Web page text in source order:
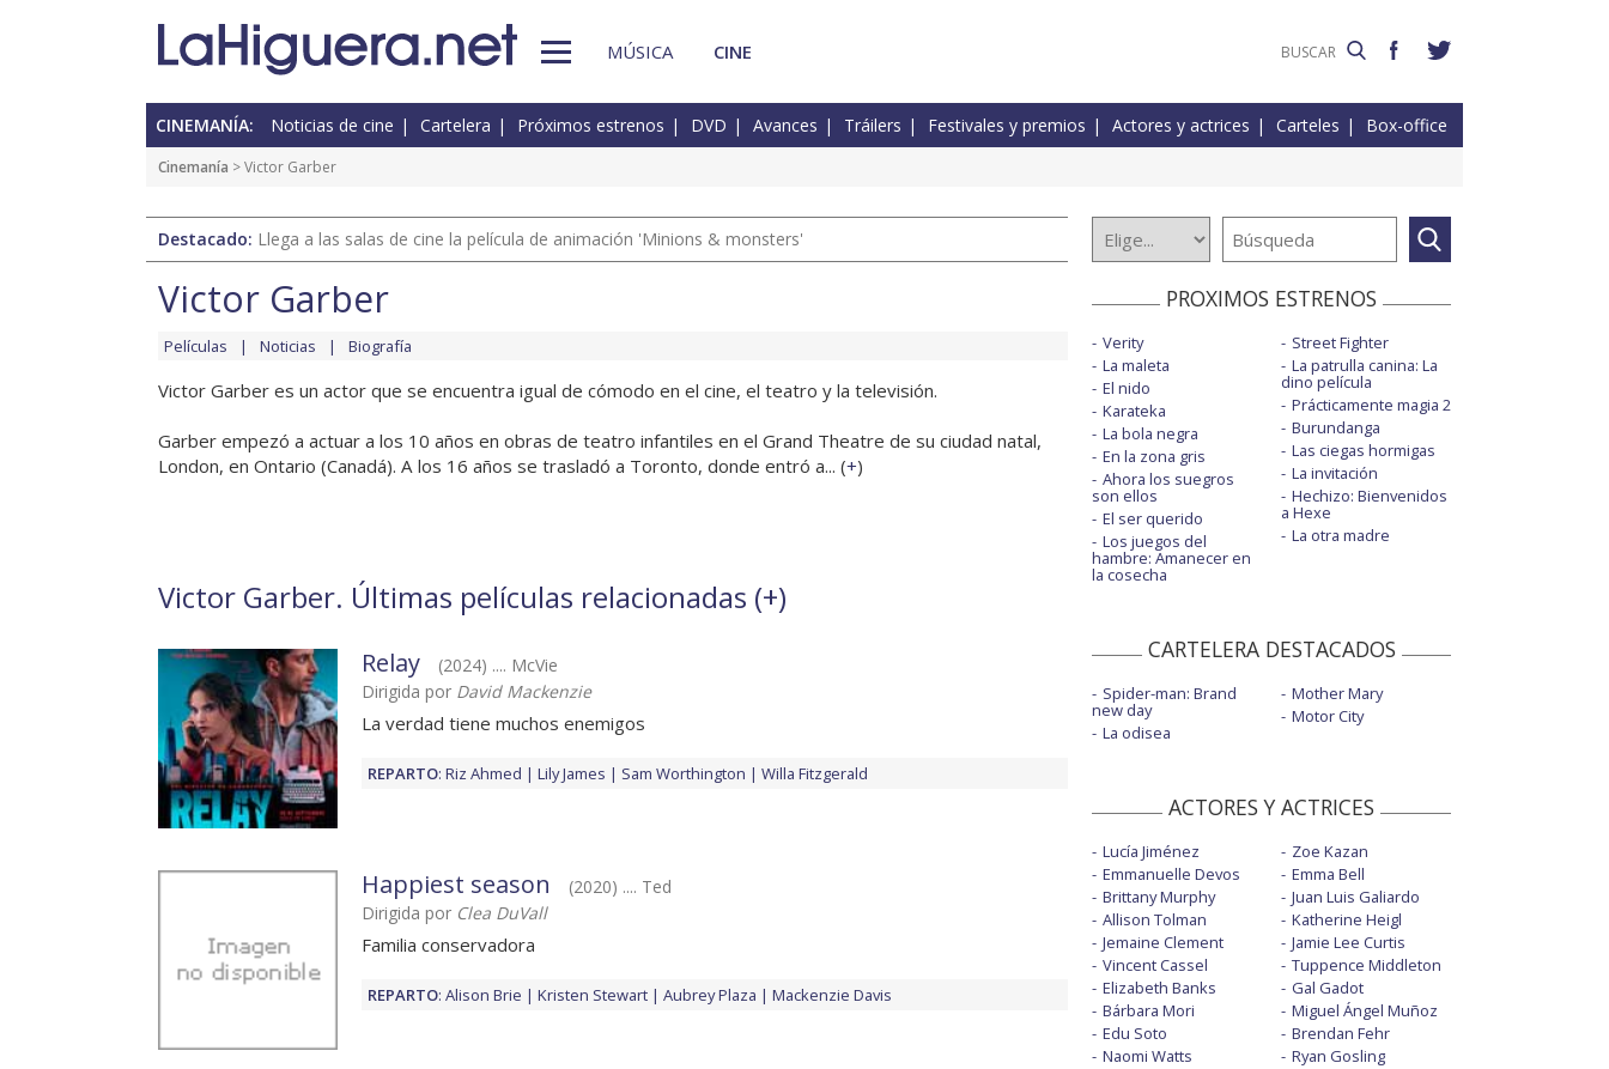
MÚSICA CINE
CINEMANÍA: Noticias de cine Cartelera Próximos estrenos DVD Avances Tráilers Festivales y premios Actores y actrices Carteles Box-office
Cinemanía > Victor Garber
Destacado: Llega a las salas de cine la película de animación 'Minions & monsters'
Victor Garber
Películas Noticias Biografía
Victor Garber es un actor que se encuentra igual de cómodo en el cine, el teatro y la televisión.
Garber empezó a actuar a los 10 años en obras de teatro infantiles en el Grand Theatre de su ciudad natal,
London, en Ontario (Canadá). A los 16 años se trasladó a Toronto, donde entró a... (+)
Victor Garber. Últimas películas relacionadas (+)
Relay
(2024) .... McVie
Dirigida por David Mackenzie
La verdad tiene muchos enemigos
REPARTO: Riz Ahmed Lily James Sam Worthington Willa Fitzgerald
Happiest season
(2020) .... Ted
Dirigida por Clea DuVall
Familia conservadora
REPARTO: Alison Brie Kristen Stewart Aubrey Plaza Mackenzie Davis
PROXIMOS ESTRENOS
Verity
La maleta
El nido
Karateka
La bola negra
En la zona gris
Ahora los suegros
son ellos
El ser querido
Los juegos del
hambre: Amanecer en
la cosecha
Street Fighter
La patrulla canina: La
dino película
Prácticamente magia 2
Burundanga
Las ciegas hormigas
La invitación
Hechizo: Bienvenidos
a Hexe
La otra madre
CARTELERA DESTACADOS
Spider-man: Brand
new day
La odisea
Mother Mary
Motor City
ACTORES Y ACTRICES
Lucía Jiménez
Emmanuelle Devos
Brittany Murphy
Allison Tolman
Jemaine Clement
Vincent Cassel
Elizabeth Banks
Bárbara Mori
Edu Soto
Naomi Watts
Zoe Kazan
Emma Bell
Juan Luis Galiardo
Katherine Heigl
Jamie Lee Curtis
Tuppence Middleton
Gal Gadot
Miguel Ángel Muñoz
Brendan Fehr
Ryan Gosling